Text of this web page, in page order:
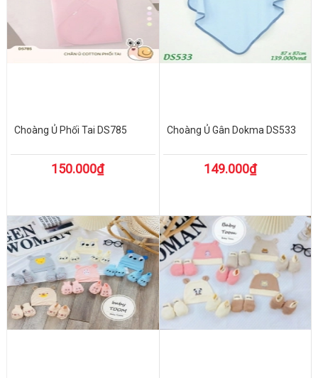
Choàng Ủ Phối Tai DS785
150.000₫
Choàng Ủ Gân Dokma DS533
149.000₫